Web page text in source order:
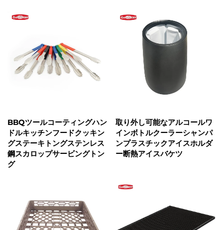
BBQツールコーティングハン
ドルキッチンフードクッキン
グステーキトングステンレス
鋼スカロップサービングトン
グ
取り外し可能なアルコールワ
インボトルクーラーシャンパ
ンプラスチックアイスホルダ
ー断熱アイスバケツ